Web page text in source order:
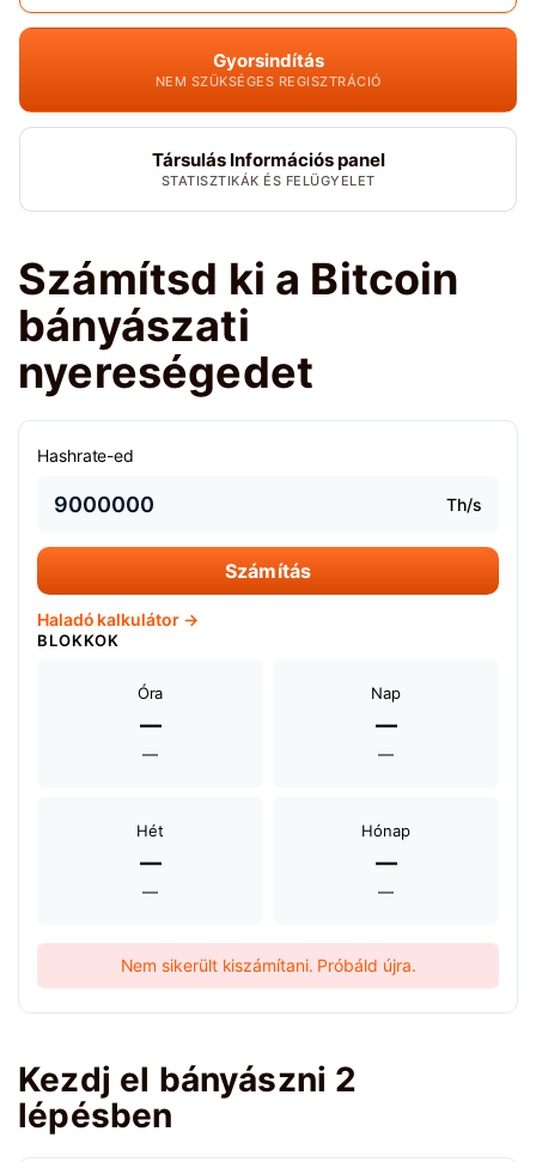
Gyorsindítás
NEM SZÜKSÉGES REGISZTRÁCIÓ
Társulás Információs panel
STATISZTIKÁK ÉS FELÜGYELET
Számítsd ki a Bitcoin
bányászati
nyereségedet
Hashrate-ed
Th/s
Számítás
Haladó kalkulátor →
BLOKKOK
Óra
—
—
Nap
—
—
Hét
—
—
Hónap
—
—
Nem sikerült kiszámítani. Próbáld újra.
Kezdj el bányászni 2
lépésben